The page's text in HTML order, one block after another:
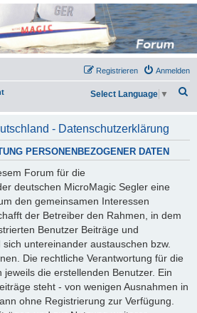
Anmelden
Registrieren
h
e
Select Language ▼
- Datenschutzerklärung
PERSONENBEZOGENER DATEN
Forum für die
deutschen MicroMagic Segler eine
den gemeinsamen Interessen
der Betreiber den Rahmen, in dem
Benutzer Beiträge und
untereinander austauschen bzw.
Die rechtliche Verantwortung für die
jeweils die erstellenden Benutzer. Ein
steht - von wenigen Ausnahmen in
ohne Registrierung zur Verfügung.